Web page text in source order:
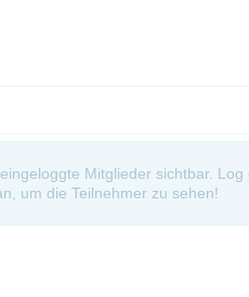
Mitglieder sichtbar.
um die Teilnehmer zu sehen!